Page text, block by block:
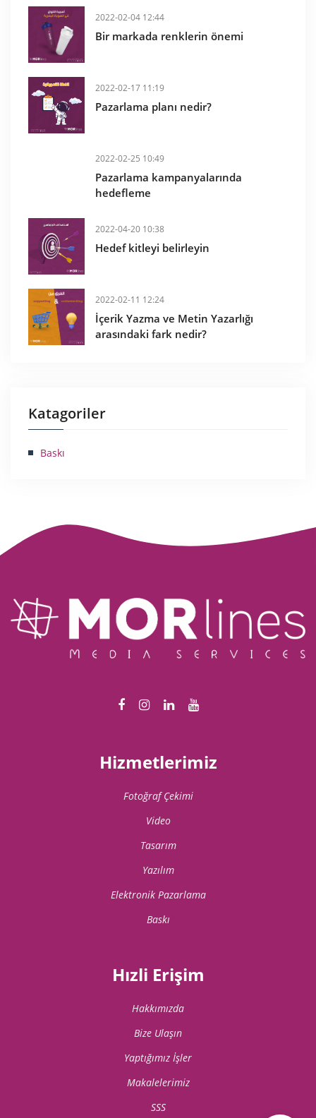
2022-02-04 12:44
Bir markada renklerin önemi
2022-02-17 11:19
Pazarlama planı nedir?
2022-02-25 10:49
Pazarlama kampanyalarında
hedefleme
2022-04-20 10:38
Hedef kitleyi belirleyin
2022-02-11 12:24
İçerik Yazma ve Metin Yazarlığı
arasındaki fark nedir?
Katagoriler
Baskı
Hizmetlerimiz
Fotoğraf Çekimi
Video
Tasarım
Yazılım
Elektronik Pazarlama
Baskı
Hızli Erişim
Hakkımızda
Bize Ulaşın
Yaptığımız İşler
Makalelerimiz
SSS